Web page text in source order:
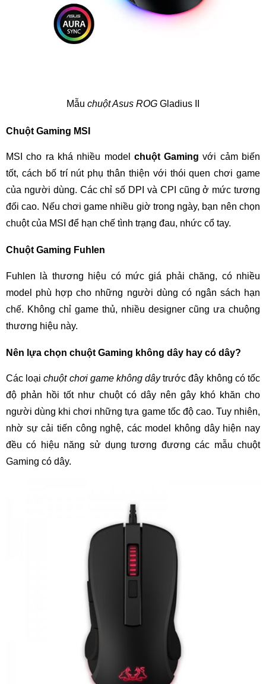
Mẫu chuột Asus ROG Gladius II
Chuột Gaming MSI
MSI cho ra khá nhiều model chuột Gaming với cảm biến
tốt, cách bố trí nút phụ thân thiện với thói quen chơi game
của người dùng. Các chỉ số DPI và CPI cũng ở mức tương
đối cao. Nếu chơi game nhiều giờ trong ngày, bạn nên chọn
chuột của MSI để hạn chế tình trạng đau, nhức cổ tay.
Chuột Gaming Fuhlen
Fuhlen là thương hiệu có mức giá phải chăng, có nhiều
model phù hợp cho những người dùng có ngân sách hạn
chế. Không chỉ game thủ, nhiều designer cũng ưa chuộng
thương hiệu này.
Nên lựa chọn chuột Gaming không dây hay có dây?
Các loạichuột chơi game không dâytrước đây không có tốc
độ phản hồi tốt như chuột có dây nên gây khó khăn cho
người dùng khi chơi những tựa game tốc độ cao. Tuy nhiên,
nhờ sự cải tiến công nghệ, các model không dây hiện nay
đều có hiệu năng sử dụng tương đương các mẫu chuột
Gaming có dây.